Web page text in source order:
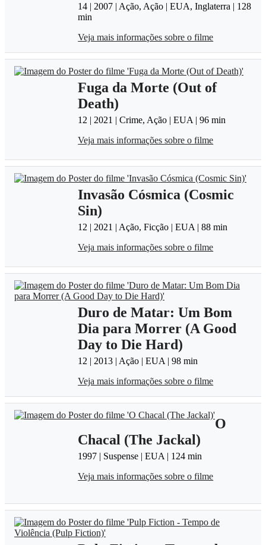
14 | 2007 | Ação, Ação | EUA, Inglaterra | 128
min
Veja mais informações sobre o filme
Fuga da Morte (Out of
Death)
12 | 2021 | Crime, Ação | EUA | 96 min
Veja mais informações sobre o filme
Invasão Cósmica (Cosmic
Sin)
12 | 2021 | Ação, Ficção | EUA | 88 min
Veja mais informações sobre o filme
Duro de Matar: Um Bom
Dia para Morrer (A Good
Day to Die Hard)
12 | 2013 | Ação | EUA | 98 min
Veja mais informações sobre o filme
O
Chacal (The Jackal)
1997 | Suspense | EUA | 124 min
Veja mais informações sobre o filme